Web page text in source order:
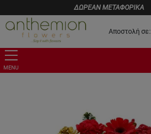
ΔΩΡΕΑΝ ΜΕΤΑΦΟΡΙΚΑ
Αποστολή σε:
MENU